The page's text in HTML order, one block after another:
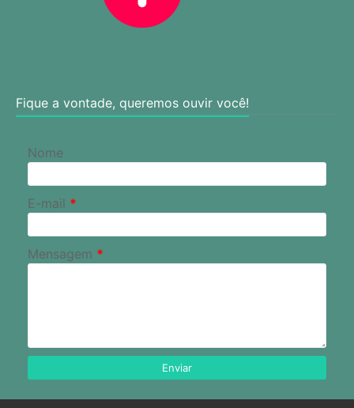
Fique a vontade, queremos ouvir você!
Nome
E-mail *
Mensagem *